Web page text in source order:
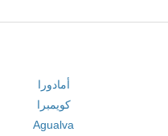
أمادورا
كويمبرا
Agualva